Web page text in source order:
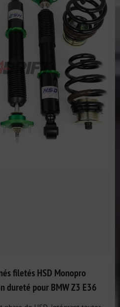
filetés HSD Monopro
dureté pour BMW Z3 E36